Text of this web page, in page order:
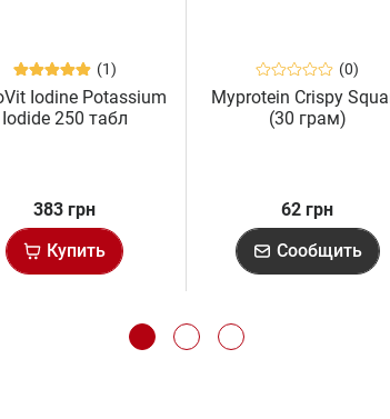
(1)
Iodine Potassium
Iodide 250 табл
383 грн
Купить
(0)
Myprotein Crispy
(30 грам)
62 грн
Сообщить